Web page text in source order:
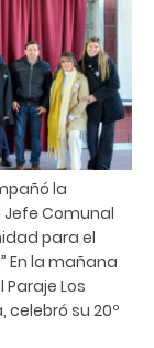
la
Comunal
para el
En la mañana
Los
celebró su 20º